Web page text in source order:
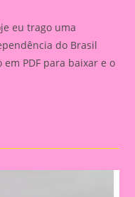
eu trago uma
do Brasil
PDF para baixar e o